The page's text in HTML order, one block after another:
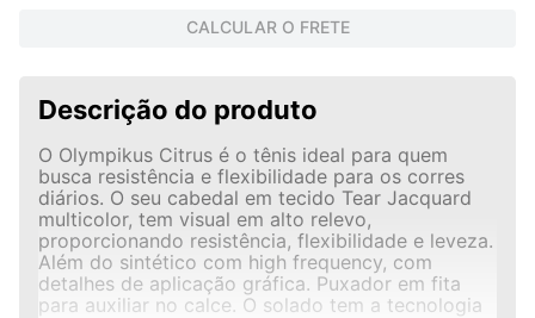
CALCULAR O FRETE
Descrição do produto
O Olympikus Citrus é o tênis ideal para quem
busca resistência e flexibilidade para os corres
diários. O seu cabedal em tecido Tear Jacquard
multicolor, tem visual em alto relevo,
proporcionando resistência, flexibilidade e leveza.
Além do sintético com high frequency, com
detalhes de aplicação gráfica. Puxador em fita
para auxiliar no calce. O solado tem a tecnologia